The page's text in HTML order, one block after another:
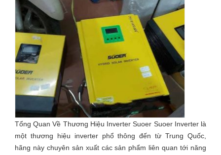
Tổng Quan Về Thương Hiệu Inverter Suoer Suoer Inverter là
một thương hiệu inverter phổ thông đến từ Trung Quốc,
hãng này chuyên sản xuất các sản phẩm liên quan tới năng